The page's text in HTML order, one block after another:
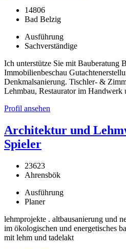
14806
Bad Belzig
Ausführung
Sachverständige
Ich unterstütze Sie mit Bauberatung
Immobilienbeschau
Denkmalsanierung. Tischler- &
Lehmbau, Restaurator im Handwerk
Profil ansehen
Architektur und
Spieler
23623
Ahrensbök
Ausführung
Planer
lehmprojekte . altbausanierung und
im ökologischen und energetisches
mit lehm und tadelakt